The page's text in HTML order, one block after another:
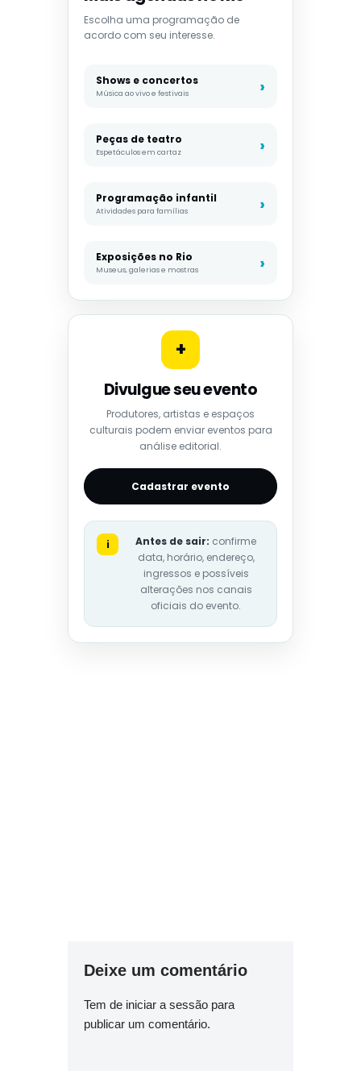
Escolha uma programação de
acordo com seu interesse.
Shows e concertos
Música ao vivo e festivais
Peças de teatro
Espetáculos em cartaz
Programação infantil
Atividades para famílias
Exposições no Rio
Museus, galerias e mostras
+
Divulgue seu evento
Produtores, artistas e espaços
culturais podem enviar eventos para
análise editorial.
Cadastrar evento
i Antes de sair: confirme
data, horário, endereço,
ingressos e possíveis
alterações nos canais
oficiais do evento.
Deixe um comentário
Tem de iniciar a sessão para
publicar um comentário.